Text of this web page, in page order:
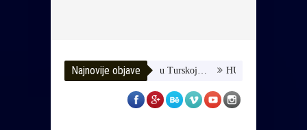
Najnovije objave
joj da dobije terapiju u Turskoj… HUSE TATAREVIĆ